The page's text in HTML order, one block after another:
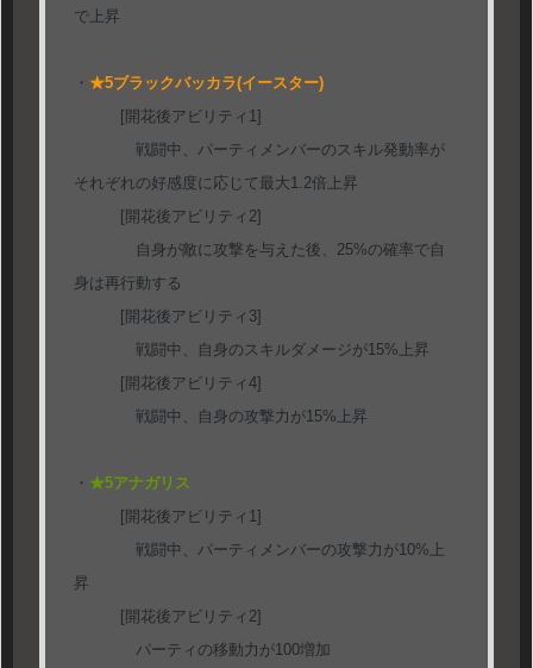
で上昇
・ ★5ブラックバッカラ(イースター)
[開花後アビリティ1]
戦闘中、パーティメンバーのスキル発動率が
それぞれの好感度に応じて最大1.2倍上昇
[開花後アビリティ2]
自身が敵に攻撃を与えた後、25%の確率で自
身は再行動する
[開花後アビリティ3]
戦闘中、自身のスキルダメージが15%上昇
[開花後アビリティ4]
戦闘中、自身の攻撃力が15%上昇
・ ★5アナガリス
[開花後アビリティ1]
戦闘中、パーティメンバーの攻撃力が10%上
昇
[開花後アビリティ2]
パーティの移動力が100増加